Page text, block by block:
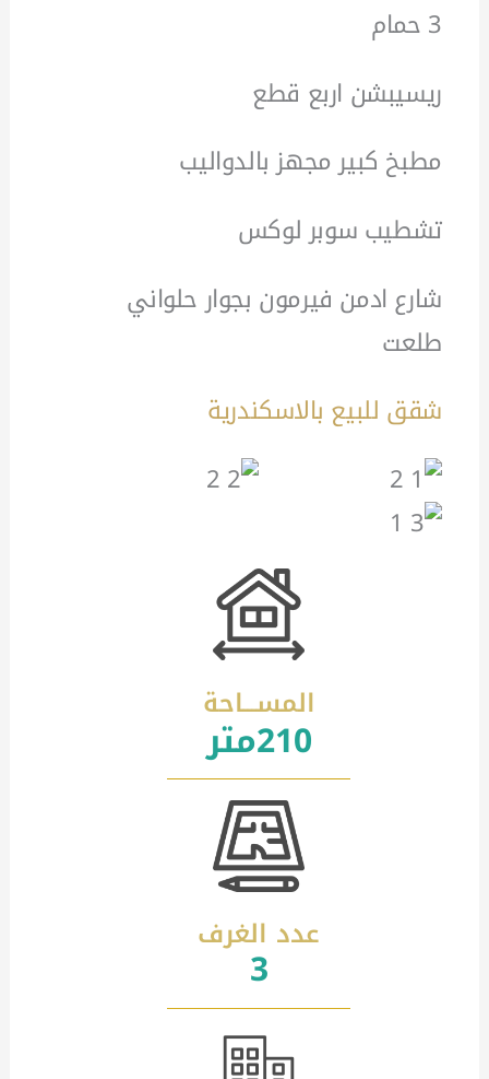
3 حمام
ريسيبشن اربع قطع
مطبخ كبير مجهز بالدواليب
تشطيب سوبر لوكس
شارع ادمن فيرمون بجوار حلواني
طلعت
شقق للبيع بالاسكندرية
المســـاحة
210متر
عدد الغرف
3